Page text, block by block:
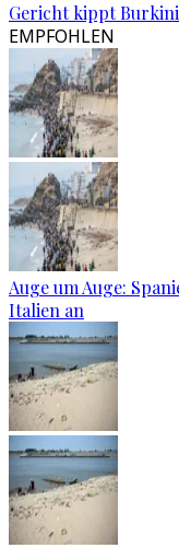
Gericht kippt
EMPFOHLEN
Auge um Auge:
Italien an